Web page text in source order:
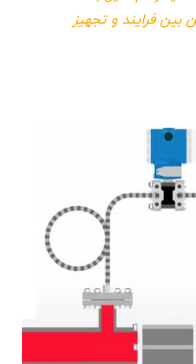
بین فرایند و تجهیز